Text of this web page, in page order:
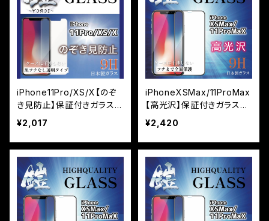
iPhone11Pro/XS/X【のぞ
き見防止】保証付きガラスフ
ィルム『鎧』平面タイプ
¥2,017
iPhoneXSMax/11ProMax
【高光沢】保証付きガラスフ
ィルム『鎧』全面フルカバー
¥2,420